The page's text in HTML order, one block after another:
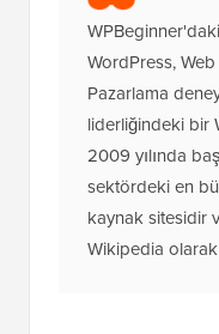
liderliğindeki bir
2009 yılında
sektördeki en
kaynak sitesidir
Wikipedia olarak